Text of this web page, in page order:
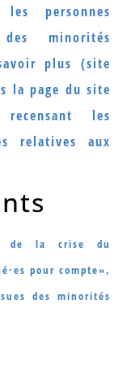
personnes
minorités
plus (site
la page du site
les
relatives aux
de la crise du
pour compte»,
des minorités